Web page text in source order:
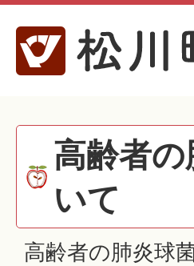
高齢者
いて
高齢者の肺炎球